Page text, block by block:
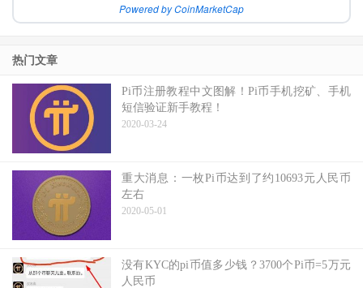
Powered by CoinMarketCap
热门文章
Pi币注册教程中文图解！Pi币手机挖矿、手机
短信验证新手教程！
2020-03-24
重大消息：一枚Pi币达到了约10693元人民币
左右
2020-05-01
没有KYC的pi币值多少钱？3700个Pi币=5万元
人民币